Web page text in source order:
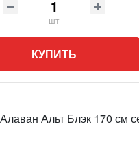
шт
КУПИТЬ
Альт Блэк 170 см